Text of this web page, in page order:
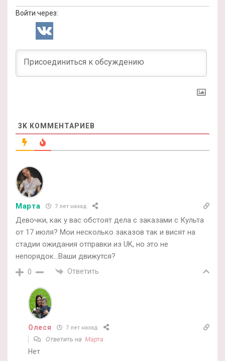
Войти через:
3K КОММЕНТАРИЕВ
Марта 7 лет назад
Девочки, как у вас обстоят дела с заказами с Культа
от 17 июля? Мои несколько заказов так и висят на
стадии ожидания отправки из UK, но это не
непорядок…Ваши движутся?
0 Ответить
Олеся 7 лет назад
Ответить на Марта
Нет